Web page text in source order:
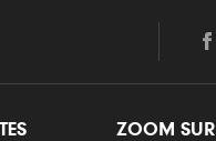
ZOOM SUR